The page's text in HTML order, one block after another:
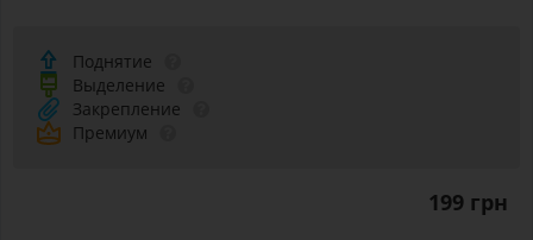
Поднятие
Выделение
Закрепление
Премиум
199 грн